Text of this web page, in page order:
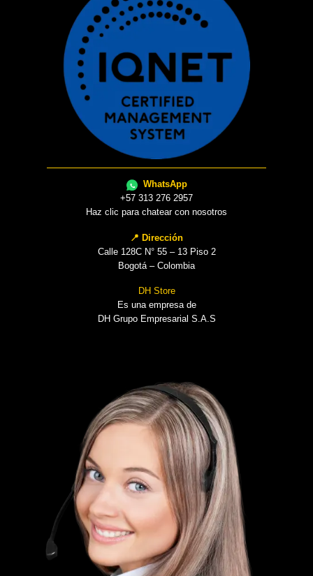
WhatsApp
+57 313 276 2957
Haz clic para chatear con nosotros
📍 Dirección
Calle 128C N° 55 – 13 Piso 2
Bogotá – Colombia
DH Store
Es una empresa de
DH Grupo Empresarial S.A.S